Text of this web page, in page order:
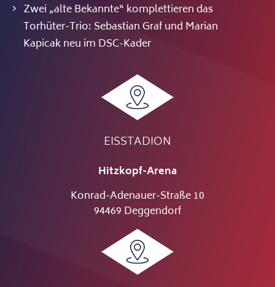
Zwei „alte Bekannte“ komplettieren das
Torhüter-Trio: Sebastian Graf und Marian
Kapicak neu im DSC-Kader
EISSTADION
Hitzkopf-Arena
Konrad-Adenauer-Straße 10
94469 Deggendorf